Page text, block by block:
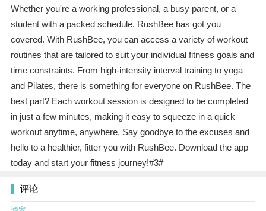
Whether you're a working professional, a busy parent, or a
student with a packed schedule, RushBee has got you
covered. With RushBee, you can access a variety of workout
routines that are tailored to suit your individual fitness goals and
time constraints. From high-intensity interval training to yoga
and Pilates, there is something for everyone on RushBee. The
best part? Each workout session is designed to be completed
in just a few minutes, making it easy to squeeze in a quick
workout anytime, anywhere. Say goodbye to the excuses and
hello to a healthier, fitter you with RushBee. Download the app
today and start your fitness journey!#3#
评论